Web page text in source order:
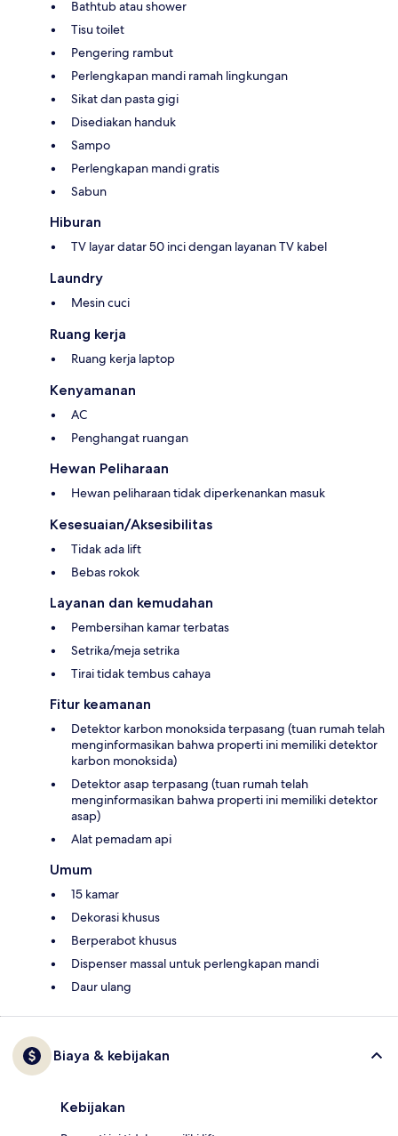
Bathtub atau shower
Tisu toilet
Pengering rambut
Perlengkapan mandi ramah lingkungan
Sikat dan pasta gigi
Disediakan handuk
Sampo
Perlengkapan mandi gratis
Sabun
Hiburan
TV layar datar 50 inci dengan layanan TV kabel
Laundry
Mesin cuci
Ruang kerja
Ruang kerja laptop
Kenyamanan
AC
Penghangat ruangan
Hewan Peliharaan
Hewan peliharaan tidak diperkenankan masuk
Kesesuaian/Aksesibilitas
Tidak ada lift
Bebas rokok
Layanan dan kemudahan
Pembersihan kamar terbatas
Setrika/meja setrika
Tirai tidak tembus cahaya
Fitur keamanan
Detektor karbon monoksida terpasang (tuan rumah telah
menginformasikan bahwa properti ini memiliki detektor
karbon monoksida)
Detektor asap terpasang (tuan rumah telah
menginformasikan bahwa properti ini memiliki detektor
asap)
Alat pemadam api
Umum
15 kamar
Dekorasi khusus
Berperabot khusus
Dispenser massal untuk perlengkapan mandi
Daur ulang
Biaya & kebijakan
Kebijakan